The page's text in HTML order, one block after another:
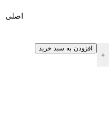
اصلی
+
افزودن به سبد خرید